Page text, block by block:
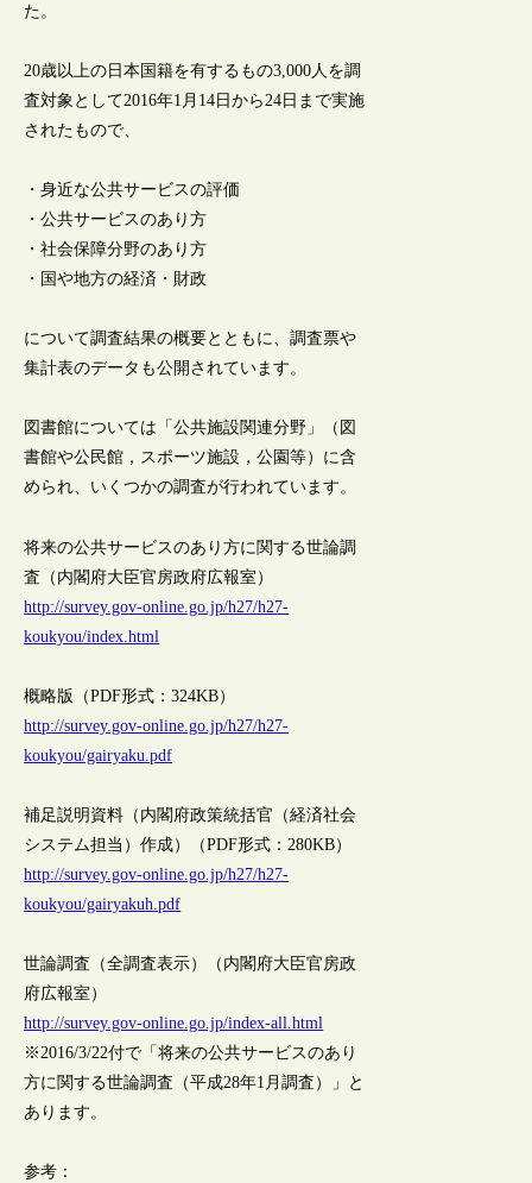
た。
20歳以上の日本国籍を有するもの3,000人を調
査対象として2016年1月14日から24日まで実施
されたもので、
・身近な公共サービスの評価
・公共サービスのあり方
・社会保障分野のあり方
・国や地方の経済・財政
について調査結果の概要とともに、調査票や
集計表のデータも公開されています。
図書館については「公共施設関連分野」（図
書館や公民館，スポーツ施設，公園等）に含
められ、いくつかの調査が行われています。
将来の公共サービスのあり方に関する世論調
査（内閣府大臣官房政府広報室）
http://survey.gov-online.go.jp/h27/h27-
koukyou/index.html
概略版（PDF形式：324KB）
http://survey.gov-online.go.jp/h27/h27-
koukyou/gairyaku.pdf
補足説明資料（内閣府政策統括官（経済社会
システム担当）作成）（PDF形式：280KB）
http://survey.gov-online.go.jp/h27/h27-
koukyou/gairyakuh.pdf
世論調査（全調査表示）（内閣府大臣官房政
府広報室）
http://survey.gov-online.go.jp/index-all.html
※2016/3/22付で「将来の公共サービスのあり
方に関する世論調査（平成28年1月調査）」と
あります。
参考：